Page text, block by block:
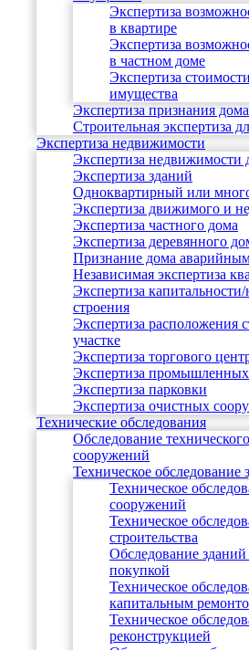
Экспертиза
в квартире
Экспертиза
в частном доме
Экспертиза
имущества
Экспертиза признания
Строительная экспертиза
Экспертиза недвижимости
Экспертиза недвижимости
Экспертиза зданий
Одноквартирный или
Экспертиза движимого и
Экспертиза частного дома
Экспертиза деревянного
Признание дома
Независимая экспертиза
Экспертиза
строения
Экспертиза расположения
участке
Экспертиза торгового
Экспертиза промышленных
Экспертиза парковки
Экспертиза очистных
Технические обследования
Обследование
сооружений
Техническое
Техническое
сооружений
Техническое
строительства
Обследование
покупкой
Техническое
капитальным
Техническое
реконструкцией